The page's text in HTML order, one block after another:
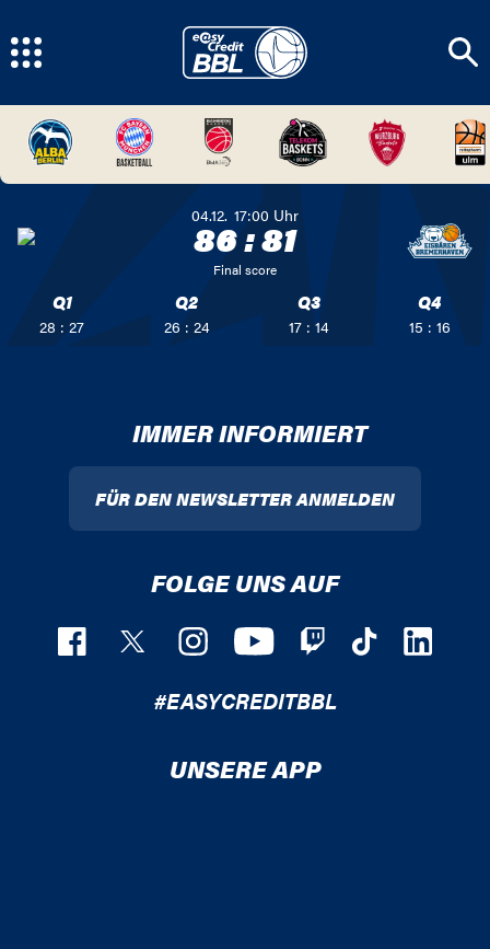
04.12. 17:00 Uhr
86:81
Final score
Q1
28 : 27
Q2
26 : 24
Q3
17 : 14
Q4
15 : 16
IMMER INFORMIERT
FÜR DEN NEWSLETTER ANMELDEN
FOLGE UNS AUF
#EASYCREDITBBL
UNSERE APP